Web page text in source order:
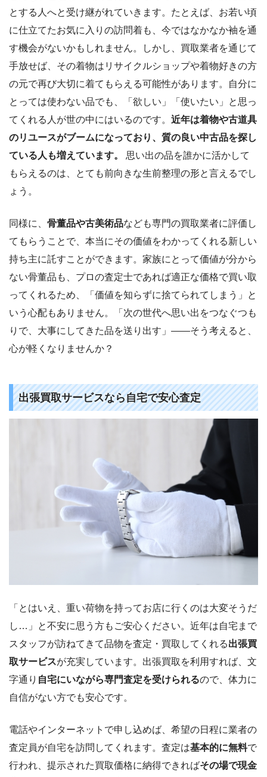
とする人へと受け継がれていきます。たとえば、お若い頃
に仕立てたお気に入りの訪問着も、今ではなかなか袖を通
す機会がないかもしれません。しかし、買取業者を通じて
手放せば、その着物はリサイクルショップや着物好きの方
の元で再び大切に着てもらえる可能性があります。自分に
とっては使わない品でも、「欲しい」「使いたい」と思っ
てくれる人が世の中にはいるのです。 近年は着物や古道具
のリユースがブームになっており、質の良い中古品を探し
ている人も増えています。
思い出の品を誰かに活かして
もらえるのは、とても前向きな生前整理の形と言えるでし
ょう。
同様に、 骨董品や古美術品なども専門の買取業者に評価し
てもらうことで、本当にその価値をわかってくれる新しい
持ち主に託すことができます。家族にとって価値が分から
ない骨董品も、プロの査定士であれば適正な価格で買い取
ってくれるため、「価値を知らずに捨てられてしまう」と
いう心配もありません。「次の世代へ思い出をつなぐつも
りで、大事にしてきた品を送り出す」——そう考えると、
心が軽くなりませんか？
出張買取サービスなら自宅で安心査定
「とはいえ、重い荷物を持ってお店に行くのは大変そうだ
し…」と不安に思う方もご安心ください。近年は自宅まで
スタッフが訪ねてきて品物を査定・買取してくれる出張買
取サービスが充実しています。出張買取を利用すれば、文
字通り 自宅にいながら専門査定を受けられるので、体力に
自信がない方でも安心です。
電話やインターネットで申し込めば、希望の日程に業者の
査定員が自宅を訪問してくれます。査定は基本的に無料で
行われ、提示された買取価格に納得できればその場で現金